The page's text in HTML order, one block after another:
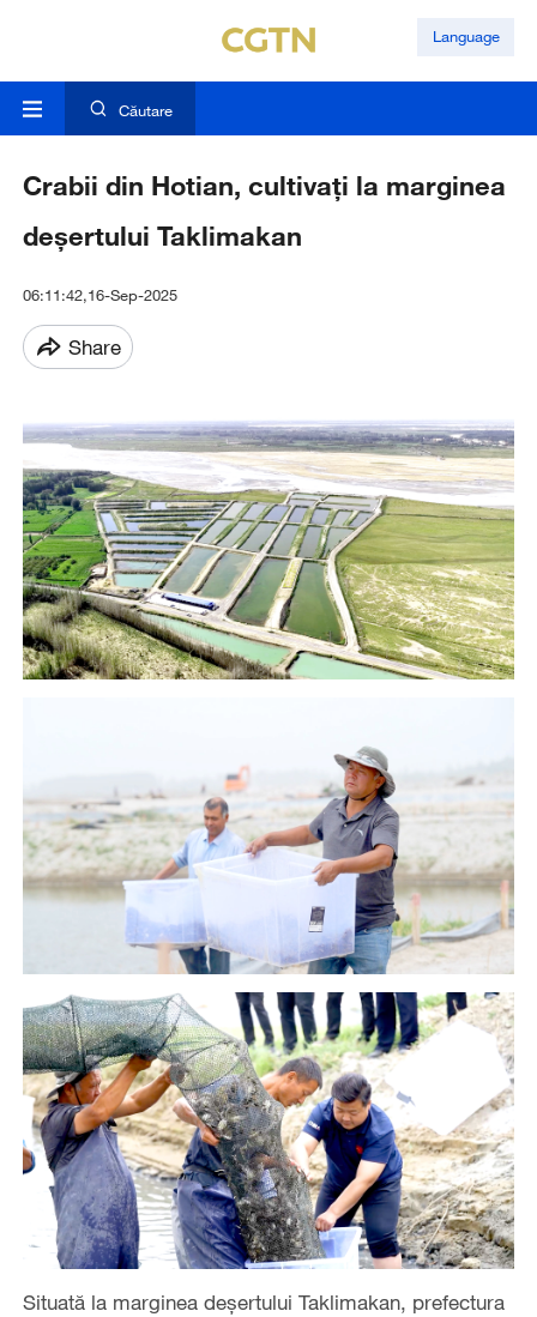
Language
Căutare
Crabii din Hotian, cultivați la marginea
deșertului Taklimakan
06:11:42,16-Sep-2025
Share
Situată la marginea deșertului Taklimakan, prefectura